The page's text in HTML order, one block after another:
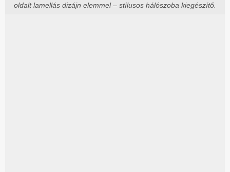
oldalt lamellás dizájn elemmel – stílusos hálószoba kiegészítő.